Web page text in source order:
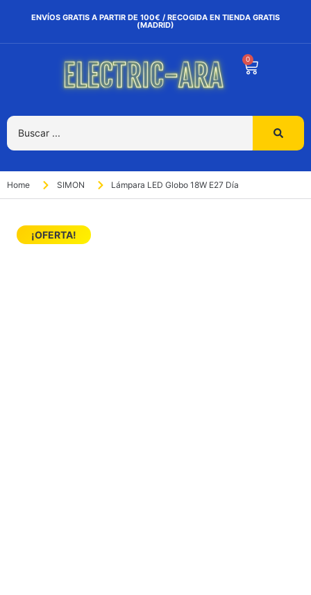
ENVÍOS GRATIS A PARTIR DE 100€ / RECOGIDA EN TIENDA GRATIS
(MADRID)
0
Home SIMON Lámpara LED Globo 18W E27 Día
¡OFERTA!